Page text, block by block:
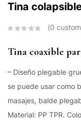
Tina
0
Tina coaxible
– Diseño plegable
se puede usar como
masajes, balde
Material: PP TPR.